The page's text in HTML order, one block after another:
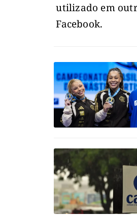
utilizado em
Facebook.